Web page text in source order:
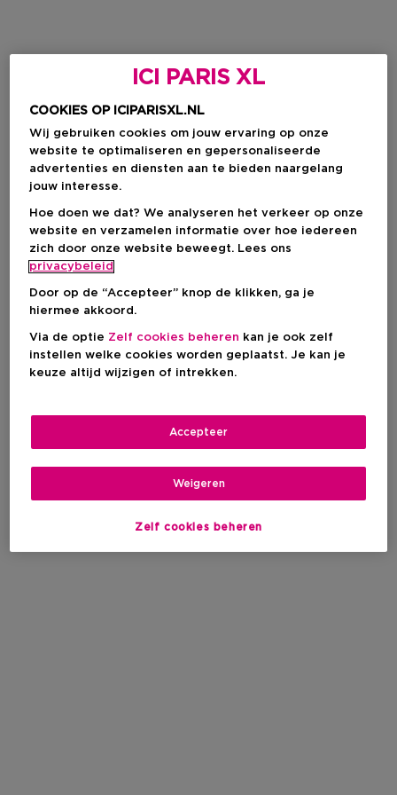
ICI PARIS XL
COOKIES OP ICIPARISXL.NL
Wij gebruiken cookies om jouw ervaring op onze
website te optimaliseren en gepersonaliseerde
advertenties en diensten aan te bieden naargelang
jouw interesse.
Hoe doen we dat? We analyseren het verkeer op onze
website en verzamelen informatie over hoe iedereen
zich door onze website beweegt. Lees ons
privacybeleid
Door op de “Accepteer” knop de klikken, ga je
hiermee akkoord.
Via de optie Zelf cookies beheren kan je ook zelf
instellen welke cookies worden geplaatst. Je kan je
keuze altijd wijzigen of intrekken.
Zelf cookies beheren
Weigeren
Accepteer